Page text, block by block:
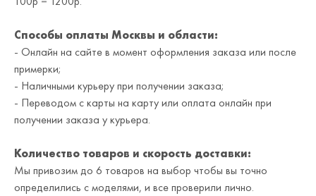
Способы оплаты Москвы и области:
- Онлайн на сайте в момент оформления заказа или после
примерки;
- Наличными курьеру при получении заказа;
- Переводом с карты на карту или оплата онлайн при
получении заказа у курьера.
Количество товаров и скорость доставки:
Мы привозим до 6 товаров на выбор чтобы вы точно
определились с моделями, и все проверили лично.